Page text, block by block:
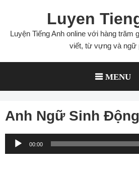
content
Luyen
Luyện Tiếng Anh online với hàng trăm
viết, từ vựng và ngữ
MENU
Anh Ngữ Sinh
Audio
Player
00:00